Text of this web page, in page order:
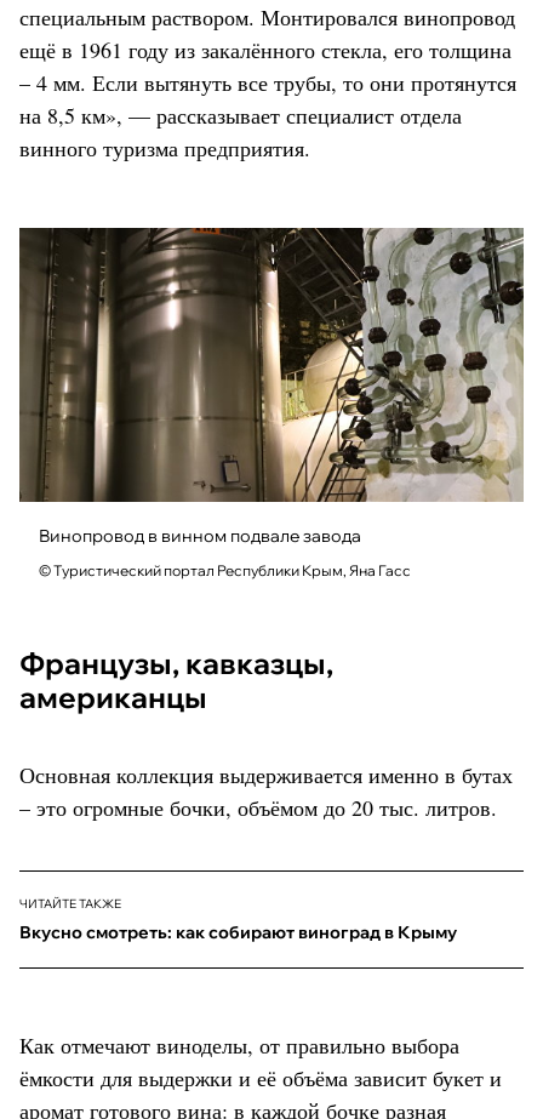
специальным раствором. Монтировался винопровод
ещё в 1961 году из закалённого стекла, его толщина
– 4 мм. Если вытянуть все трубы, то они протянутся
на 8,5 км», — рассказывает специалист отдела
винного туризма предприятия.
Винопровод в винном подвале завода
© Туристический портал Республики Крым, Яна Гасс
Французы, кавказцы,
американцы
Основная коллекция выдерживается именно в бутах
– это огромные бочки, объёмом до 20 тыс. литров.
ЧИТАЙТЕ ТАКЖЕ
Вкусно смотреть: как собирают виноград в Крыму
Как отмечают виноделы, от правильно выбора
ёмкости для выдержки и её объёма зависит букет и
аромат готового вина: в каждой бочке разная